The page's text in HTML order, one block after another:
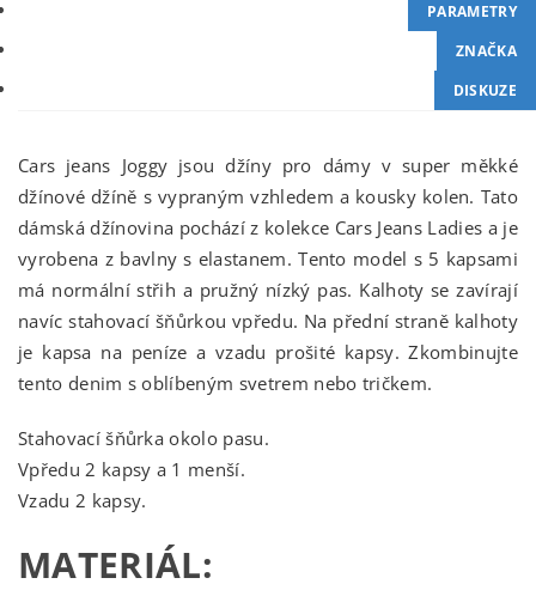
PARAMETRY
ZNAČKA
DISKUZE
Cars jeans Joggy jsou džíny pro dámy v super měkké
džínové džíně s vypraným vzhledem a kousky kolen. Tato
dámská džínovina pochází z kolekce Cars Jeans Ladies a je
vyrobena z bavlny s elastanem. Tento model s 5 kapsami
má normální střih a pružný nízký pas. Kalhoty se zavírají
navíc stahovací šňůrkou vpředu. Na přední straně kalhoty
je kapsa na peníze a vzadu prošité kapsy. Zkombinujte
tento denim s oblíbeným svetrem nebo tričkem.
Stahovací šňůrka okolo pasu.
Vpředu 2 kapsy a 1 menší.
Vzadu 2 kapsy.
MATERIÁL: